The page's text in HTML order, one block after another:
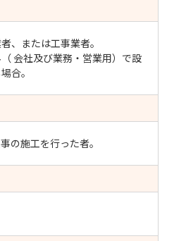
、または工事業者。
会社及び業務・営業用）で設
合。
の施工を行った者。